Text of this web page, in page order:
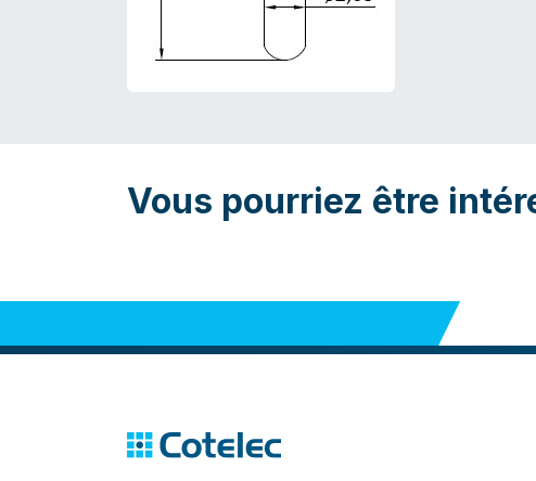
Vous pourriez être